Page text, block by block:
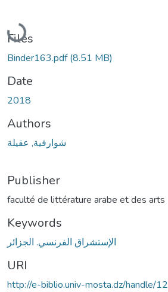
Loading...
Files
Binder163.pdf(8.51 MB)
Date
2018
Authors
شوارفية, عقيلة
Publisher
faculté de littérature arabe et des arts
Keywords
الإستشراق الفرنسي. الجزائر
URI
http://e-biblio.univ-mosta.dz/handle/